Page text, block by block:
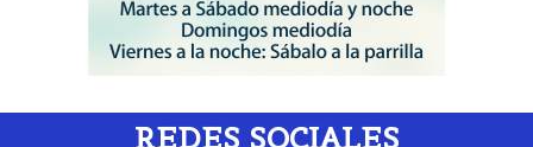
REDES SOCIALES